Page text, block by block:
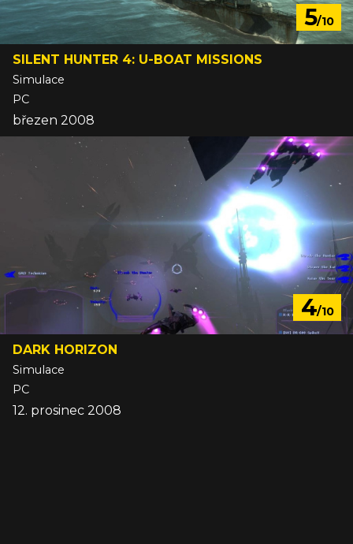
5/10
SILENT HUNTER 4: U-BOAT MISSIONS
Simulace
PC
březen 2008
4/10
DARK HORIZON
Simulace
PC
12. prosinec 2008